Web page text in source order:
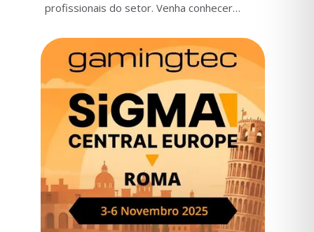
profissionais do setor. Venha conhecer